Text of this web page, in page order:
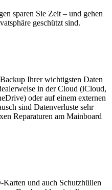
sparen Sie Zeit – und gehen
geschützt sind.
Ihrer wichtigsten Daten
in der Cloud (iCloud,
oder auf einem externen
sind Datenverluste sehr
Reparaturen am Mainboard
und auch Schutzhüllen